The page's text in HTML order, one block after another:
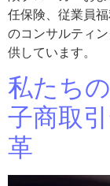
任保険、従業員
のコンサルティ
供しています。
私たち
子商取
革